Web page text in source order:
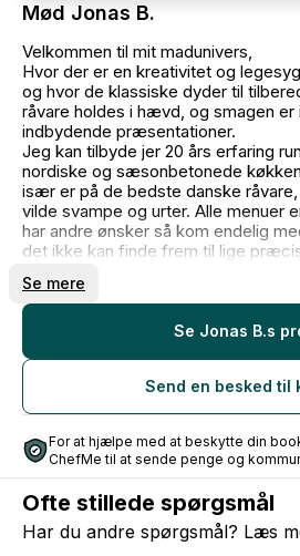
Mød Jonas B.
Velkommen til mit madunivers,
Hvor der er en kreativitet og
og hvor de klassiske dyder til
råvare holdes i hævd, og smagen
indbydende præsentationer.
Jeg kan tilbyde jer 20 års erfaring
nordiske og sæsonbetonede
især er på de bedste danske
vilde svampe og urter. Alle menuer
har andre ønsker så kom endelig
det ikke kan finde frem til lige
@foodbybendtsen. Til sidst, mange
at kigge forbi på min side, og håber
med lidt inspiration til jeres næste
Med venlig hilsen Jonas
Se mere
Se Jonas B.s
Send en besked til
For at hjælpe med at beskytte din
ChefMe til at sende penge og
Ofte stillede spørgsmål
Har du andre spørgsmål? Læs